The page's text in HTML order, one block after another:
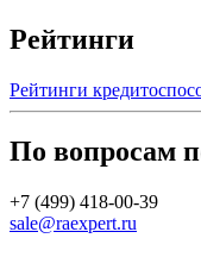
Рейтинги
Рейтинги
По вопросам
+7 (499) 418-00-39
sale@raexpert.ru